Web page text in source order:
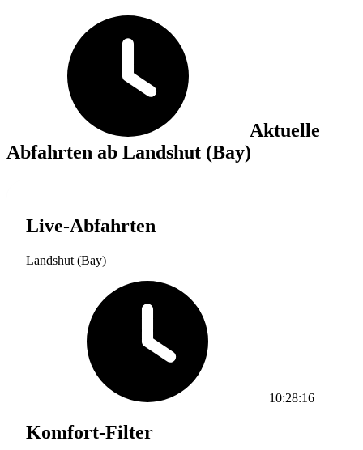
Aktuelle
Abfahrten ab Landshut (Bay)
Live-Abfahrten
Landshut (Bay)
10:28:16
Komfort-Filter